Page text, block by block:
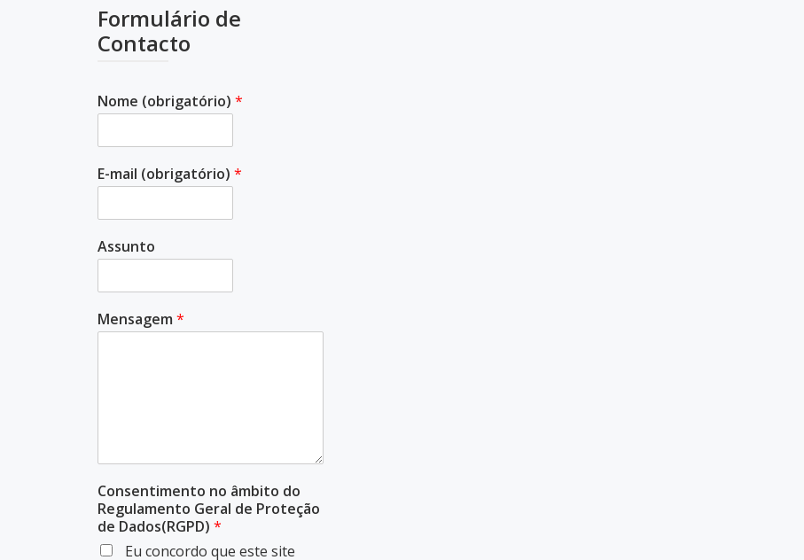
Formulário de
Contacto
Nome (obrigatório) *
E-mail (obrigatório) *
Assunto
Mensagem *
Consentimento no âmbito do
Regulamento Geral de Proteção
de Dados(RGPD) *
Eu concordo que este site